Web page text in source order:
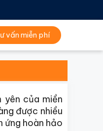
vấn miễn phí
yên của miền
được nhiều
ứng hoàn hảo